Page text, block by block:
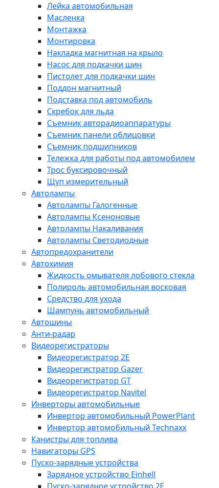
Лейка автомобильная
Масленка
Монтажка
Монтировка
Накладка магнитная на крыло
Насос для подкачки шин
Пистолет для подкачки шин
Поддон магнитный
Подставка под автомобиль
Скребок для льда
Съемник авторадиоаппаратуры
Съемник панели облицовки
Съемник подшипников
Тележка для работы под автомобилем
Трос буксировочный
Щуп измерительный
Автолампы
Автолампы Галогенные
Автолампы Ксеноновые
Автолампы Накаливания
Автолампы Светодиодные
Автопредохранители
Автохимия
Жидкость омывателя лобового стекла
Полироль автомобильная восковая
Средство для ухода
Шампунь автомобильный
Автошины
Анти-радар
Видеорегистраторы
Видеорегистратор 2E
Видеорегистратор Gazer
Видеорегистратор GT
Видеорегистратор Navitel
Инверторы автомобильные
Инвертор автомобильный PowerPlant
Инвертор автомобильный Technaxx
Канистры для топлива
Навигаторы GPS
Пуско-зарядные устройства
Зарядное устройство Einhell